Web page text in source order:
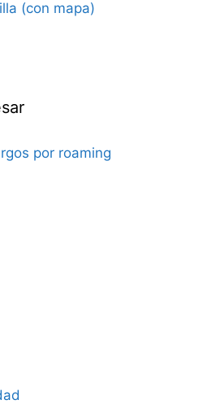
(con mapa)
por roaming